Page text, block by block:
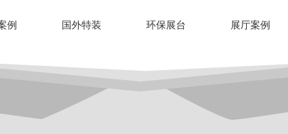
例 国外特装 环保展台 展厅案例